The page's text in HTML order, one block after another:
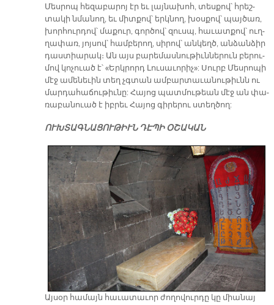
Մես­րո­պ հե­զա­բա­րոյ էր եւ լայ­նա­խոհ, տես­քով՝ հրեշ­
տա­կի նմա­նող, եւ միտ­քով՝ երկ­նող, խօս­քով՝ պայ­ծառ,
խոր­հուր­դով՝ մա­քուր, գոր­ծով՝ զուսպ, հա­ւատ­քով՝ ուղ­
ղա­փառ, յոյ­սով՝ համ­բե­րող, սի­րով՝ ան­կեղծ, ան­ձան­ձիր
դաստիարակ։ Ան այս բա­րե­մաս­նու­թիւն­նե­րուն բե­րու­
մով կո­չուած է՝ «Երկ­րորդ Լու­սա­ւո­րիչ»: Սուրբ Մես­րո­պի
մէջ ա­մե­նե­ւին տեղ չգտան ամ­բար­տա­ւա­նու­թիւնն ու
մար­դա­հա­ճու­թիւ­նը: Հա­յոց պատ­մու­թեան մէջ ան փա­
ռա­բա­նուած է իբ­րեւ Հա­յոց գի­րե­րու ստեղ­ծող:
ՈՒԽ­ՏԱԳ­ՆԱ­ՑՈՒ­ԹԻՒՆ ԴԷ­ՊԻ Օ­ՇԱ­ԿԱՆ
Այ­սօր հա­մայն հա­ւա­տա­ւոր ժո­ղո­վուր­դը կը միա­նայ